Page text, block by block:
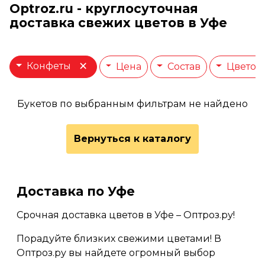
Optroz.ru - круглосуточная
доставка свежих цветов в Уфе
Конфеты × Цена Состав
Букетов по выбранным фильтрам не найдено
Вернуться к каталогу
Доставка по Уфе
Срочная доставка цветов в Уфе – Оптроз.ру!
Порадуйте близких свежими цветами! В
Оптроз.ру вы найдете огромный выбор